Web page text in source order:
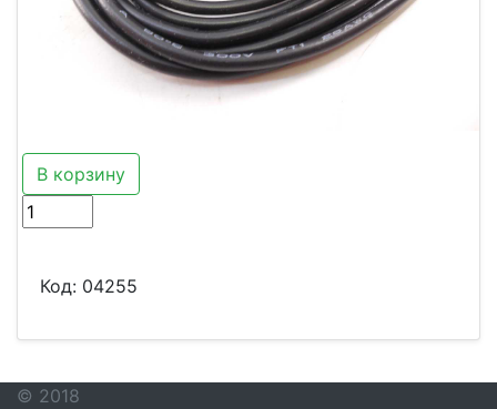
В корзину
Код: 04255
© 2018